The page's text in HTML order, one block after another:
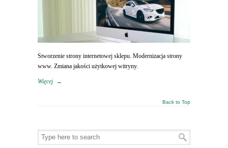
Stworzenie strony internetowej sklepu. Modernizacja strony
www. Zmiana jakości użytkowej witryny.
Więcej →
Back to Top